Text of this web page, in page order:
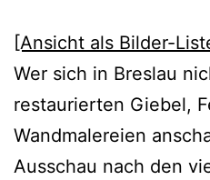
[Ansicht als Bilder-
Wer sich in Breslau
restaurierten Giebel,
Wandmalereien
Ausschau nach den